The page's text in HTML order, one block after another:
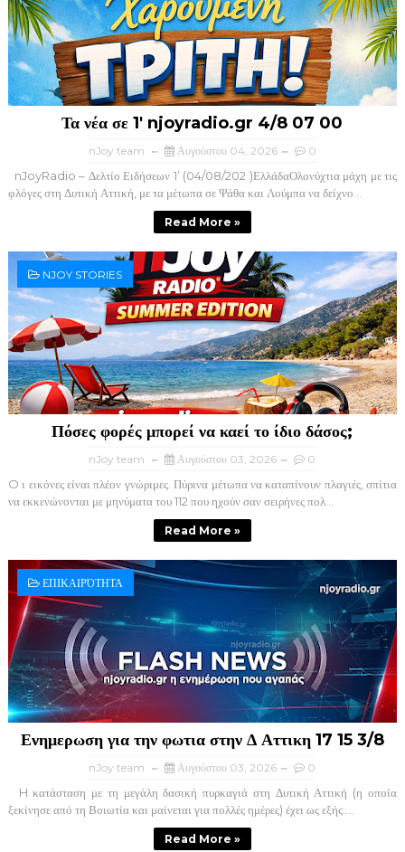
Τα νέα σε 1' njoyradio.gr 4/8 07 00
nJoy team Αυγούστου 04, 2026 0
nJoyRadio – Δελτίο Ειδήσεων 1’ (04/08/202 )ΕλλάδαΟλονύχτια μάχη με τις
φλόγες στη Δυτική Αττική, με τα μέτωπα σε Ψάθα και Λούμπα να δείχνο...
Read More »
NJOY STORIES
Πόσες φορές μπορεί να καεί το ίδιο δάσος;
nJoy team Αυγούστου 03, 2026 0
O ι εικόνες είναι πλέον γνώριμες. Πύρινα μέτωπα να καταπίνουν πλαγιές, σπίτια
να εκκενώνονται με μηνύματα του 112 που ηχούν σαν σειρήνες πολ...
Read More »
ΕΠΙΚΑΙΡΌΤΗΤΑ
Ενημερωση για την φωτια στην Δ Αττικη 17 15 3/8
nJoy team Αυγούστου 03, 2026 0
H κατάσταση με τη μεγάλη δασική πυρκαγιά στη Δυτική Αττική (η οποία
ξεκίνησε από τη Βοιωτία και μαίνεται για πολλές ημέρες) έχει ως εξής:...
Read More »